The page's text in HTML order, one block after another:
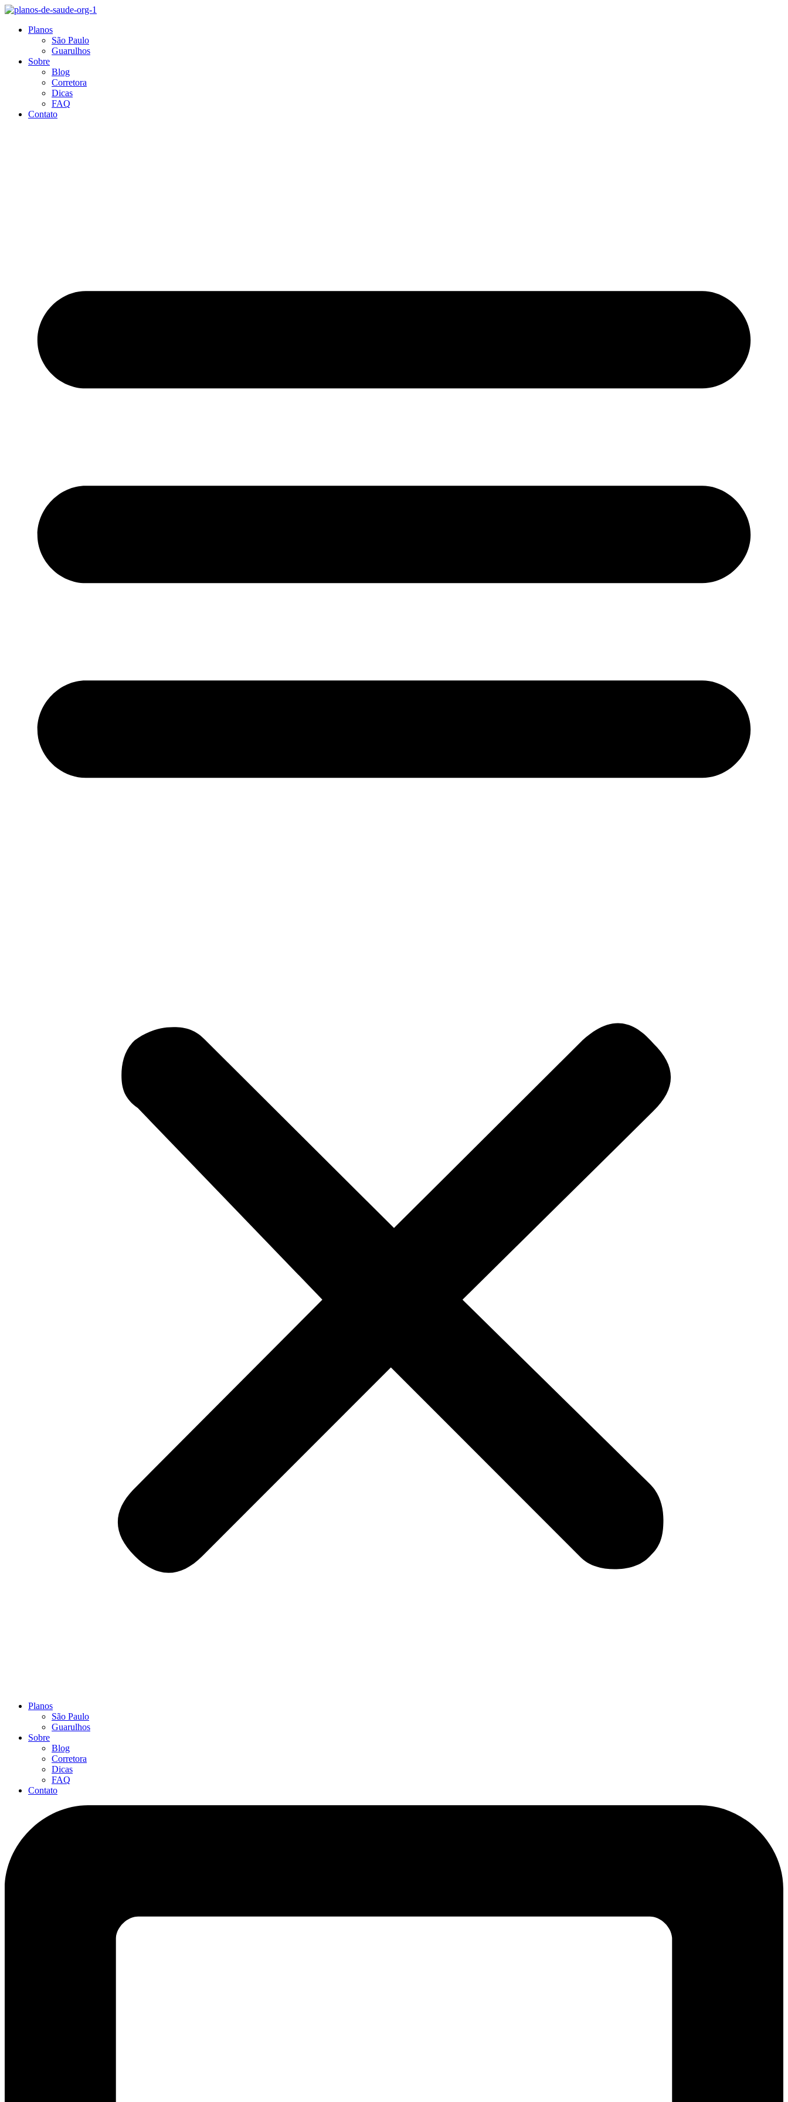
Ir
Planos
São Paulo
Guarulhos
Sobre
Blog
Corretora
Dicas
FAQ
Contato
Planos
São Paulo
Guarulhos
Sobre
Blog
Corretora
Dicas
FAQ
Contato